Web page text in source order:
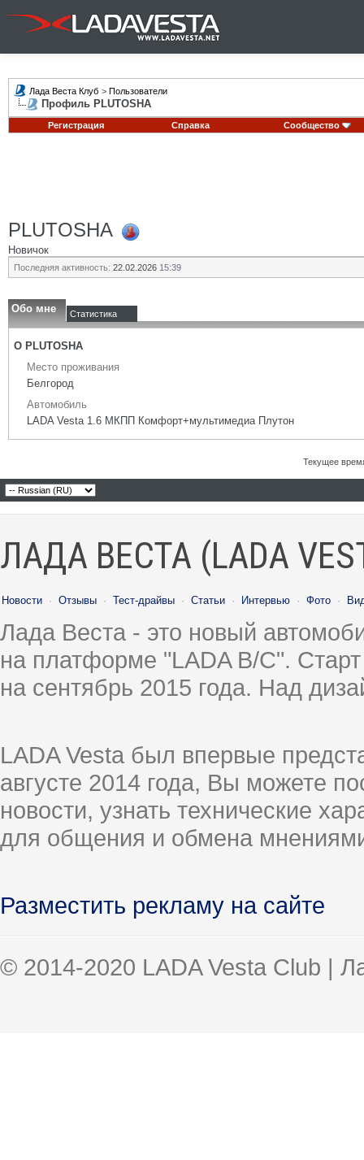
Лада Веста Клуб > Пользователи
Профиль PLUTOSHA
Регистрация Справка Сообщество
PLUTOSHA
Новичок
Последняя активность: 22.02.2026 15:39
Обо мне Статистика
О PLUTOSHA
Место проживания
Белгород
Автомобиль
LADA Vesta 1.6 МКПП Комфорт+мультимедиа Плутон
Текущее
ЛАДА ВЕСТА (LADA
Новости · Отзывы · Тест-драйвы · Статьи · Интервью · Фото ·
Лада Веста - это новый
на платформе "LADA B/C".
на сентябрь 2015 года. Над
LADA Vesta был впервые
августе 2014 года, Вы можете
новости, узнать технические
для общения и обмена
Разместить рекламу на сайте
© 2014-2020 LADA Vesta Club |